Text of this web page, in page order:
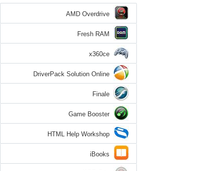
AMD Overdrive
Fresh RAM
x360ce
DriverPack Solution Online
Finale
Game Booster
HTML Help Workshop
iBooks